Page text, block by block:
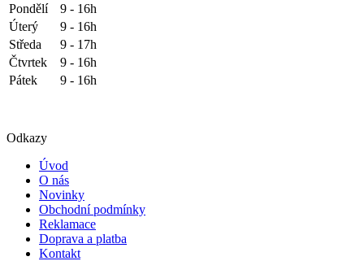
Pondělí
9 - 16h
Úterý
9 - 16h
Středa
9 - 17h
Čtvrtek
9 - 16h
Pátek
9 - 16h
Odkazy
Úvod
O nás
Novinky
Obchodní podmínky
Reklamace
Doprava a platba
Kontakt